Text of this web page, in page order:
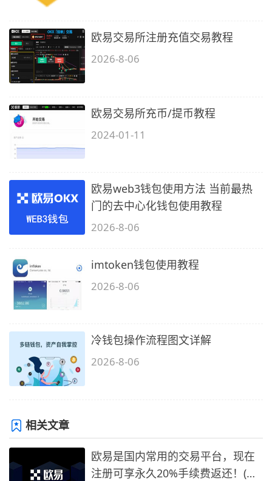
欧易交易所注册充值交易教程
2026-8-06
欧易交易所充币/提币教程
2024-01-11
欧易web3钱包使用方法 当前最热
门的去中心化钱包使用教程
2026-8-06
imtoken钱包使用教程
2026-8-06
冷钱包操作流程图文详解
2026-8-06
相关文章
欧易是国内常用的交易平台，现在
注册可享永久20%手续费返还！(必